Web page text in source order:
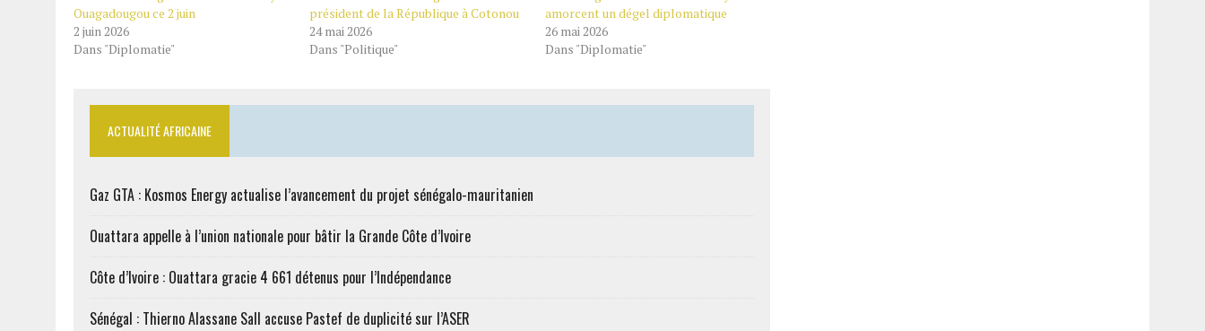
Ouagadougou ce 2 juin
2 juin 2026
Dans "Diplomatie"
président de la République à Cotonou
24 mai 2026
Dans "Politique"
amorcent un dégel diplomatique
26 mai 2026
Dans "Diplomatie"
ACTUALITÉ AFRICAINE
Gaz GTA : Kosmos Energy actualise l’avancement du projet sénégalo-mauritanien
Ouattara appelle à l’union nationale pour bâtir la Grande Côte d’Ivoire
Côte d’Ivoire : Ouattara gracie 4 661 détenus pour l’Indépendance
Sénégal : Thierno Alassane Sall accuse Pastef de duplicité sur l’ASER